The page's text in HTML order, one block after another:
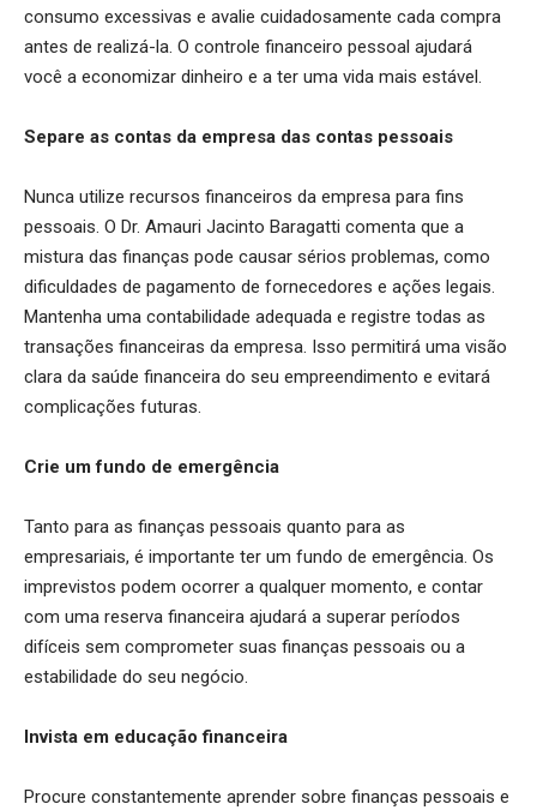
consumo excessivas e avalie cuidadosamente cada compra
antes de realizá-la. O controle financeiro pessoal ajudará
você a economizar dinheiro e a ter uma vida mais estável.
Separe as contas da empresa das contas pessoais
Nunca utilize recursos financeiros da empresa para fins
pessoais. O Dr. Amauri Jacinto Baragatti comenta que a
mistura das finanças pode causar sérios problemas, como
dificuldades de pagamento de fornecedores e ações legais.
Mantenha uma contabilidade adequada e registre todas as
transações financeiras da empresa. Isso permitirá uma visão
clara da saúde financeira do seu empreendimento e evitará
complicações futuras.
Crie um fundo de emergência
Tanto para as finanças pessoais quanto para as
empresariais, é importante ter um fundo de emergência. Os
imprevistos podem ocorrer a qualquer momento, e contar
com uma reserva financeira ajudará a superar períodos
difíceis sem comprometer suas finanças pessoais ou a
estabilidade do seu negócio.
Invista em educação financeira
Procure constantemente aprender sobre finanças pessoais e